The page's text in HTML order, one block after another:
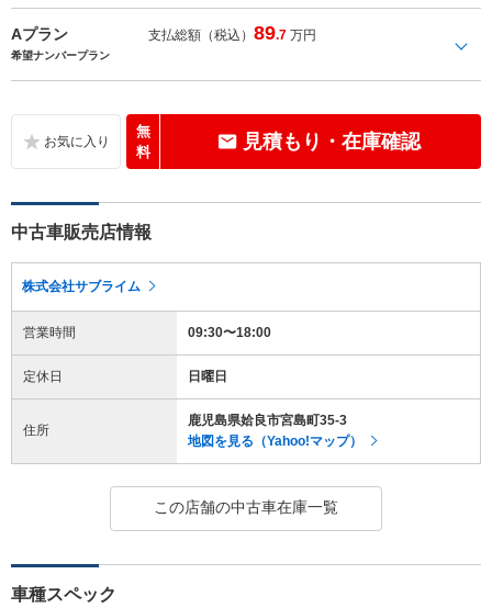
Aプラン 支払総額（税込）89.7 万円
希望ナンバープラン
無
料
見積もり・在庫確認
中古車販売店情報
株式会社サブライム
営業時間 09:30〜18:00
定休日 日曜日
住所
鹿児島県姶良市宮島町35-3
地図を見る（Yahoo!マップ）
この店舗の中古車在庫一覧
車種スペック